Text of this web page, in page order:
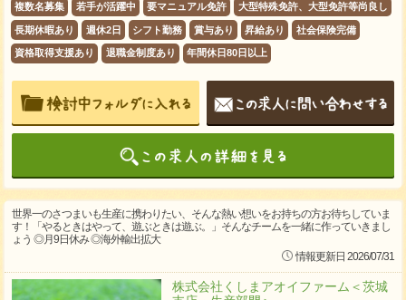
複数名募集 若手が活躍中 要マニュアル免許 大型特殊免許、大型免許等尚良し
長期休暇あり 週休2日 シフト勤務 賞与あり 昇給あり 社会保険完備
資格取得支援あり 退職金制度あり 年間休日80日以上
世界一のさつまいも生産に携わりたい、そんな熱い想いをお持ちの方お待ちしていま
す！「やるときはやって、遊ぶときは遊ぶ。」そんなチームを一緒に作っていきまし
ょう ◎月9日休み ◎海外輸出拡大
情報更新日 2026/07/31
株式会社くしまアオイファーム＜茨城